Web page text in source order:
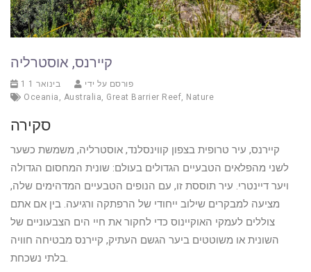
קיירנס, אוסטרליה
1 בינואר 1
פורסם על ידי
Oceania , Australia, Great Barrier Reef, Nature
סקירה
קיירנס, עיר טרופית בצפון קווינסלנד, אוסטרליה, משמשת כשער
לשני מהפלאים הטבעיים הגדולים בעולם: שונית המחסום הגדולה
ויער דיינטרי. עיר תוססת זו, עם הנופים הטבעיים המדהימים שלה,
מציעה למבקרים שילוב ייחודי של הרפתקה ורגיעה. בין אם אתם
צוללים לעמקי האוקיינוס כדי לחקור את חיי הים הצבעוניים של
השונית או משוטטים ביער הגשם העתיק, קיירנס מבטיחה חוויה
בלתי נשכחת.